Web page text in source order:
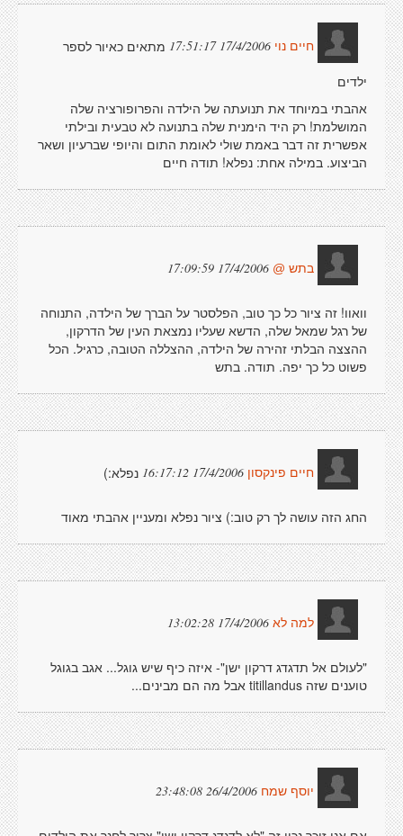
חיים נוי 17/4/2006 17:51:17
מתאים כאיור לספר
ילדים
אהבתי במיוחד את תנועתה של הילדה והפרופורציה שלה
המושלמת! רק היד הימנית שלה בתנועה לא טבעית ובילתי
אפשרית זה דבר באמת שולי לאומת התום והיופי שברעיון ושאר
הביצוע. במילה אחת: נפלא! תודה חיים
בתש @ 17/4/2006 17:09:59
וואוו! זה ציור כל כך טוב, הפלסטר על הברך של הילדה, התנוחה
של רגל שמאל שלה, הדשא שעליו נמצאת העין של הדרקון,
ההצצה הבלתי זהירה של הילדה, ההצללה הטובה, כרגיל. הכל
פשוט כל כך יפה. תודה. בתש
חיים פינקסון 17/4/2006 16:17:12 נפלא:)
החג הזה עושה לך רק טוב:) ציור נפלא ומעניין אהבתי מאוד
למה לא 17/4/2006 13:02:28
"לעולם אל תדגדג דרקון ישן"- איזה כיף שיש גוגל... אגב בגוגל
טוענים שזה titillandus אבל מה הם מבינים...
יוסף שמח 26/4/2006 23:48:08